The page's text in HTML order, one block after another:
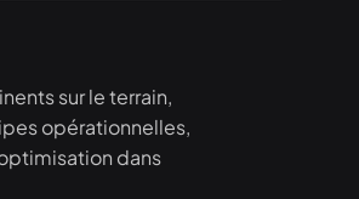
sur le terrain,
opérationnelles,
dans